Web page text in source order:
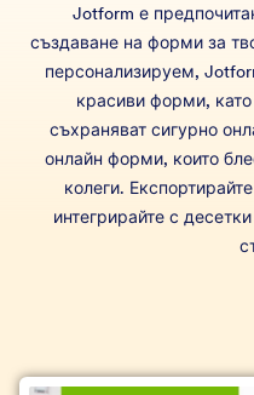
Jotform е
създаване на форми за
персонализируем,
красиви форми, като
съхраняват сигурно
онлайн форми, които
колеги.
интегрирайте с